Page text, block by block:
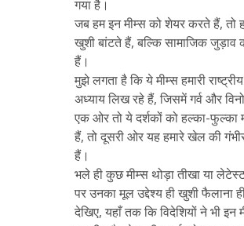
गया है।
जब हम इन मीम्स को शेयर करते हैं, तो
खुशी बांटते हैं, बल्कि सामाजिक जुड़ाव
हैं।
मुझे लगता है कि ये मीम्स हमारी
अध्याय लिख रहे हैं, जिसमें गर्व और
एक ओर तो ये दर्शकों को हल्का-फुल्का
हैं, तो दूसरी ओर यह हमारे खेल की
हैं।
भले ही कुछ मीम्स थोड़ा तीखा या
पर उनका मूल उद्देश्य ही खुशी फैलाना
देखिए, यहाँ तक कि विदेशियों ने भी इन